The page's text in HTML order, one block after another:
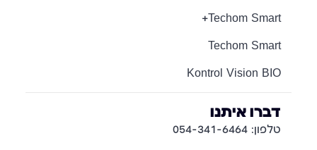
Techom Smart+
Techom Smart
Kontrol Vision BIO
דברו איתנו
טלפון: 054-341-6464